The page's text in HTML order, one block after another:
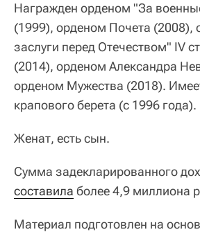
Награжден орденом "За
(1999), орденом Почета (2008),
заслуги перед Отечеством" IV
(2014), орденом Александра
орденом Мужества (2018).
крапового берета (с 1996 года).
Женат, есть сын.
Сумма задекларированного
составила более 4,9 миллиона
Материал подготовлен на